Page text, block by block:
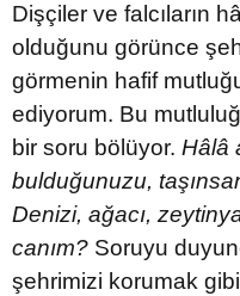
Dişçiler ve falcıların
olduğunu görünce
görmenin hafif
ediyorum. Bu
bir soru bölüyor. Hâlâ
bulduğunuzu,
Denizi, ağacı,
canım? Soruyu
şehrimizi korumak